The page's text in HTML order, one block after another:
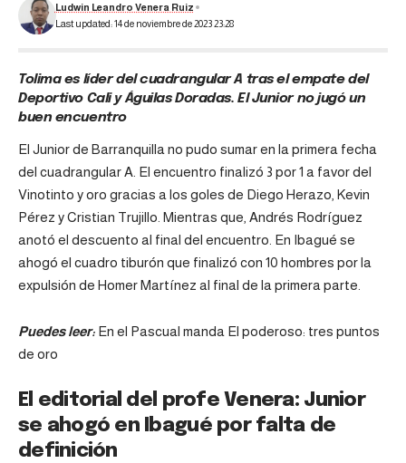
Last updated: 14 de noviembre de 2023 23:28
Ludwin Leandro Venera Ruiz
Tolima es líder del cuadrangular A tras el empate del
Deportivo Cali y Águilas Doradas. El Junior no jugó un
buen encuentro
El Junior de Barranquilla no pudo sumar en la primera fecha
del cuadrangular A. El encuentro finalizó 3 por 1 a favor del
Vinotinto y oro gracias a los goles de Diego Herazo, Kevin
Pérez y Cristian Trujillo. Mientras que, Andrés Rodríguez
anotó el descuento al final del encuentro. En Ibagué se
ahogó el cuadro tiburón que finalizó con 10 hombres por la
expulsión de Homer Martínez al final de la primera parte.
Puedes leer: En el Pascual manda El poderoso: tres puntos
de oro
El editorial del profe Venera: Junior
se ahogó en Ibagué por falta de
definición